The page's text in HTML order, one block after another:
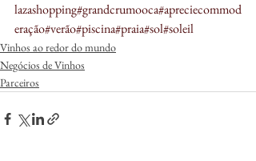
lazashopping#grandcrumooca#apreciecommod
eração#verão#piscina#praia#sol#soleil
Vinhos ao redor do mundo
Negócios de Vinhos
Parceiros